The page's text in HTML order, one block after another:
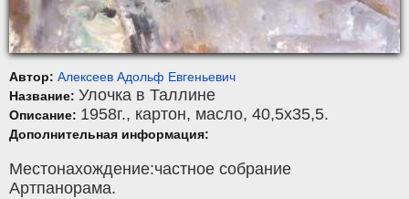
Автор: Алексеев Адольф Евгеньевич
Название: Улочка в Таллине
Описание: 1958г., картон, масло, 40,5x35,5.
Дополнительная информация:
Местонахождение:частное собрание
Артпанорама.